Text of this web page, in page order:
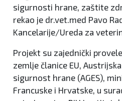
sigurnosti hrane, zaštite
rekao je dr.vet.med Pavo
Kancelarije/Ureda za
Projekt su zajednički
zemlje članice EU,
sigurnost hrane (AGES),
Francuske i Hrvatske, u